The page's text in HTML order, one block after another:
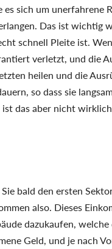
sich um unerfahrene
Das ist wichtig
schnell Pleite ist.
verletzt, und die
heilen und die
so dass sie
das aber nicht
bald den ersten
also. Dieses
dazukaufen,
Geld, und je nach